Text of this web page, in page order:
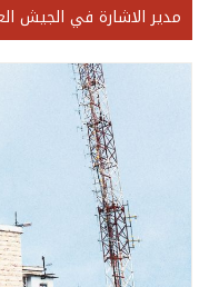
مدير الاشارة في الجيش